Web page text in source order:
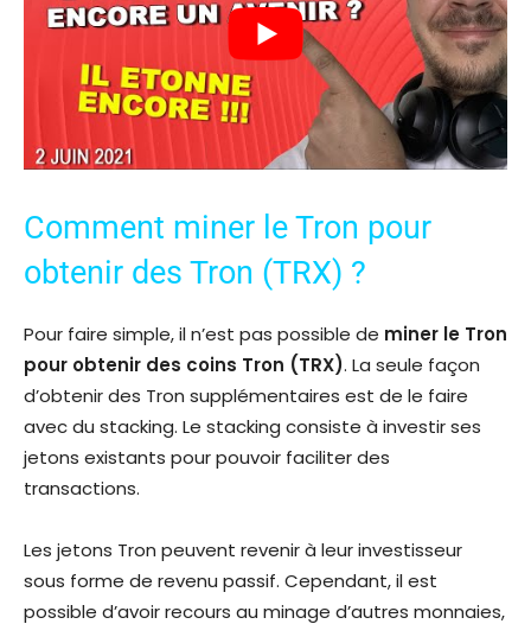
Comment miner le Tron pour
obtenir des Tron (TRX) ?
Pour faire simple, il n’est pas possible de miner le Tron
pour obtenir des coins Tron (TRX). La seule façon
d’obtenir des Tron supplémentaires est de le faire
avec du stacking. Le stacking consiste à investir ses
jetons existants pour pouvoir faciliter des
transactions.
Les jetons Tron peuvent revenir à leur investisseur
sous forme de revenu passif. Cependant, il est
possible d’avoir recours au minage d’autres monnaies,